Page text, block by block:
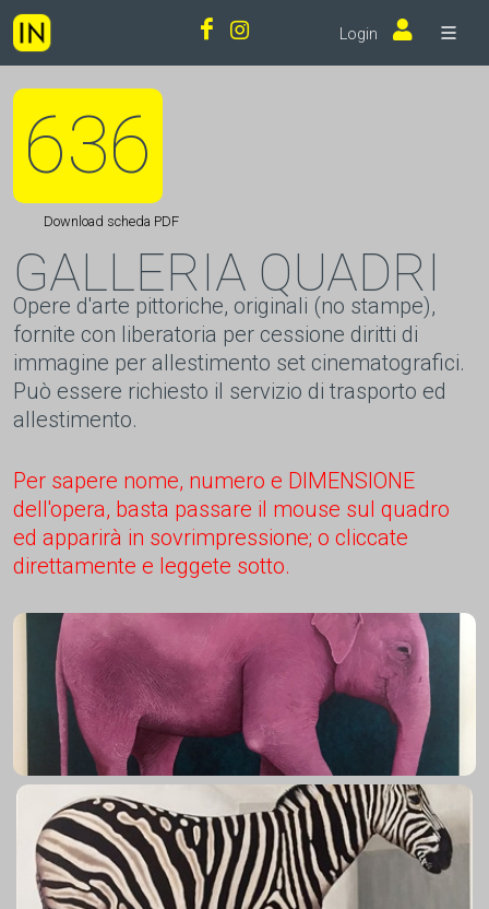
Login
636
Download scheda PDF
GALLERIA QUADRI
Opere d'arte pittoriche, originali (no stampe),
fornite con liberatoria per cessione diritti di
immagine per allestimento set cinematografici.
Può essere richiesto il servizio di trasporto ed
allestimento.
Per sapere nome, numero e DIMENSIONE
dell'opera, basta passare il mouse sul quadro
ed apparirà in sovrimpressione; o cliccate
direttamente e leggete sotto.